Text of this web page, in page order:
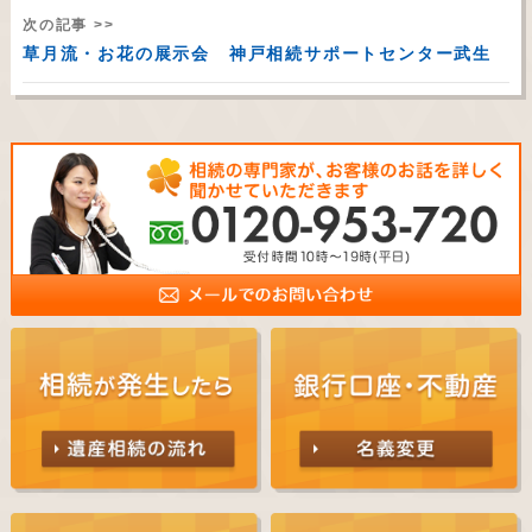
次の記事 >>
草月流・お花の展示会 神戸相続サポートセンター武生